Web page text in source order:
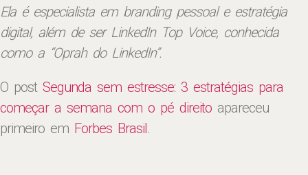
Ela é especialista em branding pessoal e estratégia
digital, além de ser LinkedIn Top Voice, conhecida
como a “Oprah do LinkedIn”.
O post Segunda sem estresse: 3 estratégias para
começar a semana com o pé direito apareceu
primeiro em Forbes Brasil.